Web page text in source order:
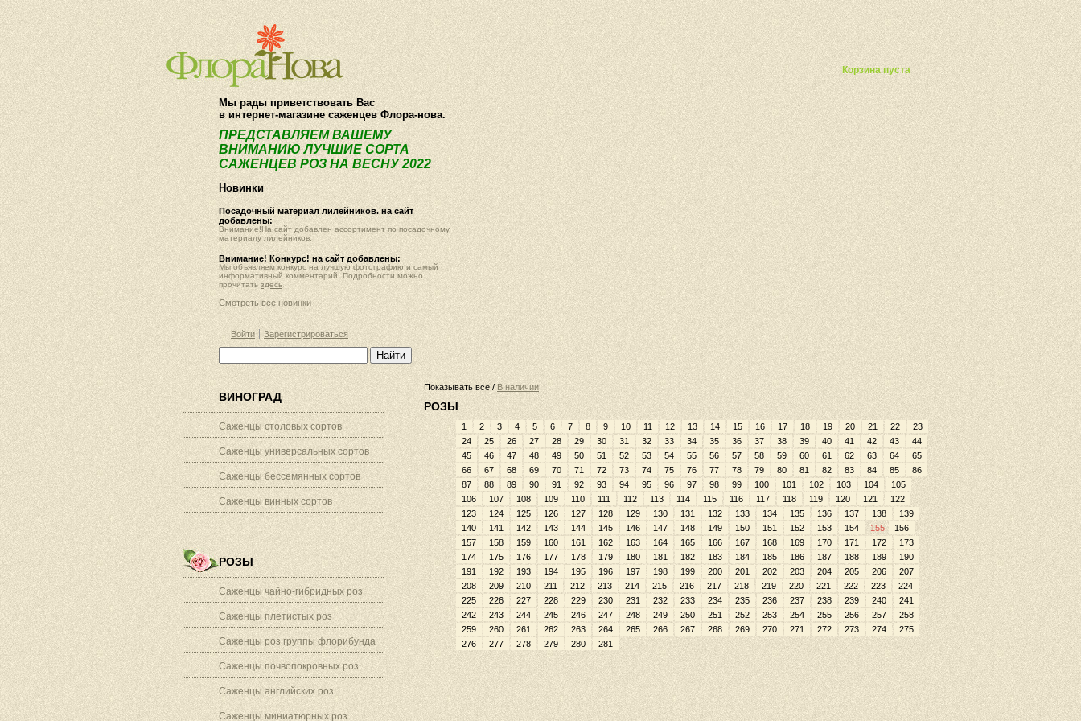
Корзина пуста
О компании Как купить Фотогалерея Статьи Опт Контакты
Мы рады приветствовать Вас
в интернет-магазине саженцев Флора-нова.
ПРЕДСТАВЛЯЕМ ВАШЕМУ
ВНИМАНИЮ ЛУЧШИЕ СОРТА
САЖЕНЦЕВ РОЗ НА ВЕСНУ 2022
Новинки
Посадочный материал лилейников. на сайт
добавлены:
Внимание!На сайт добавлен ассортимент по посадочному
материалу лилейников.
Внимание! Конкурс! на сайт добавлены:
Мы объявляем конкурс на лучшую фотографию и самый
информативный комментарий! Подробности можно
прочитать здесь
Смотреть все новинки
Войти Зарегистрироваться
ВИНОГРАД
Саженцы столовых сортов
Саженцы универсальных сортов
Саженцы бессемянных сортов
Саженцы винных сортов
РОЗЫ
Саженцы чайно-гибридных роз
Саженцы плетистых роз
Саженцы роз группы флорибунда
Саженцы почвопокровных роз
Саженцы английских роз
Саженцы миниатюрных роз
Показывать все /В наличии
РОЗЫ
1 2 3 4 5 6 7 8 9 10 11 12 13 14 15 16 17 18 19 20 21 22
23
24
25 26 27 28 29 30 31 32 33 34 35 36 37 38 39 40 41 42 43
44
45
46 47 48 49 50 51 52 53 54 55 56 57 58 59 60 61 62 63 64
65
66
67 68 69 70 71 72 73 74 75 76 77 78 79 80 81 82 83 84 85
86
87
88 89 90 91 92 93 94 95 96 97 98 99 100 101 102 103 104
105
106
107 108 109 110 111 112 113 114 115 116 117 118 119 120 121
122
123
124 125 126 127 128 129 130 131 132 133 134 135 136 137 138
139
140
141 142 143 144 145 146 147 148 149 150 151 152 153 154 155
156
157
158 159 160 161 162 163 164 165 166 167 168 169 170 171 172
173
174
175 176 177 178 179 180 181 182 183 184 185 186 187 188 189
190
191
192 193 194 195 196 197 198 199 200 201 202 203 204 205 206
207
208
209 210 211 212 213 214 215 216 217 218 219 220 221 222 223
224
225
226 227 228 229 230 231 232 233 234 235 236 237 238 239 240
241
242
243 244 245 246 247 248 249 250 251 252 253 254 255 256 257
258
259
260 261 262 263 264 265 266 267 268 269 270 271 272 273 274
275
276
277 278 279 280 281